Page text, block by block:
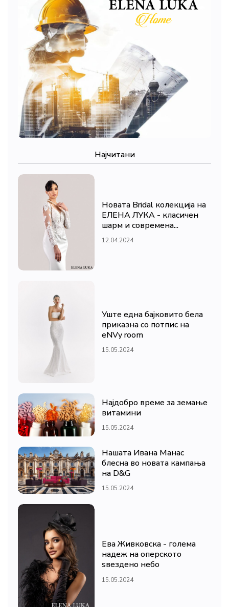
Најчитани
Новата Bridal колекција на
ЕЛЕНА ЛУКА - класичен
шарм и современа...
12.04.2024
Уште една бајковито бела
приказна со потпис на
eNVy room
15.05.2024
Најдобро време за земање
витамини
15.05.2024
Нашата Ивана Манас
блесна во новата кампања
на D&G
15.05.2024
Ева Живковска - голема
надеж на оперското
ѕвездено небо
15.05.2024